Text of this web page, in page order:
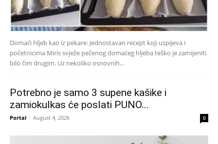
Domaći hljeb kao iz pekare: Jednostavan recept koji uspijeva i
početnicima Miris svježe pečenog domaćeg hljeba teško je zamijeniti
bilo čim drugim. Uz nekoliko osnovnih...
Potrebno je samo 3 supene kašike i
zamiokulkas će poslati PUNO...
Portal - August 4, 2026 0